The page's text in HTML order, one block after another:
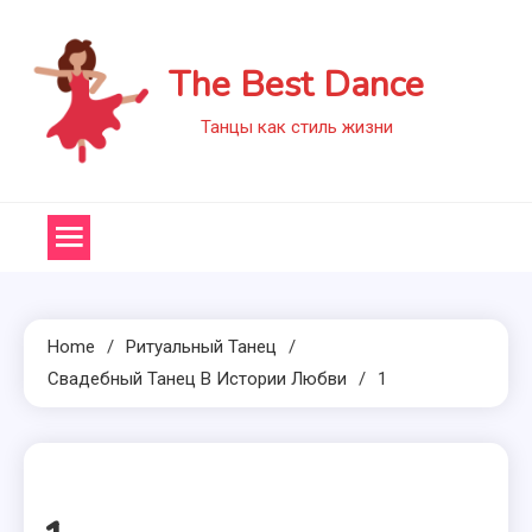
content
The Best Dance
Танцы как стиль жизни
Home
Ритуальный Танец
Свадебный Танец В Истории Любви
1